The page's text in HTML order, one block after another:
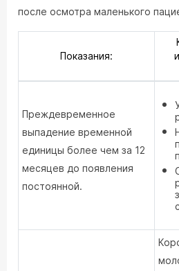
после осмотра маленького
Показания:
Преждевременное
выпадение временной
единицы более чем за 12
месяцев до появления
постоянной.